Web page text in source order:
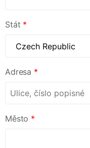
Stát *
Adresa *
Město *